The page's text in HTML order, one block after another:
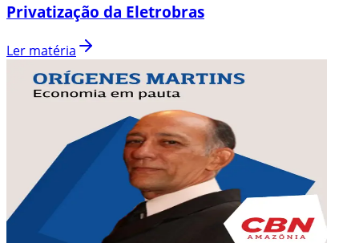
Privatização da Eletrobras
Ler matéria